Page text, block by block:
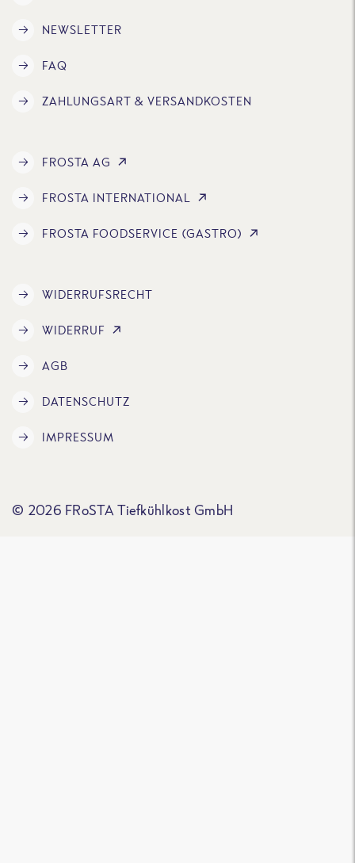
NEWSLETTER
FAQ
ZAHLUNGSART & VERSANDKOSTEN
FROSTA AG
FROSTA INTERNATIONAL
FROSTA FOODSERVICE (GASTRO)
WIDERRUFSRECHT
WIDERRUF
AGB
DATENSCHUTZ
IMPRESSUM
© 2026 FRoSTA Tiefkühlkost GmbH